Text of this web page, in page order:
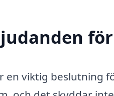
en viktig beslutning